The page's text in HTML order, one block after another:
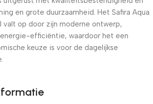
en grote duurzaamheid. Het Safira Aqua
valt op door zijn moderne ontwerp,
efficiëntie, waardoor het een
keuze is voor de dagelijkse